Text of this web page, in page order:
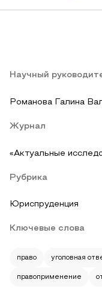
Научный
Романова Галина
Журнал
«Актуальные
Рубрика
Юриспруденция
Ключевые слова
право уголовная
правоприменение